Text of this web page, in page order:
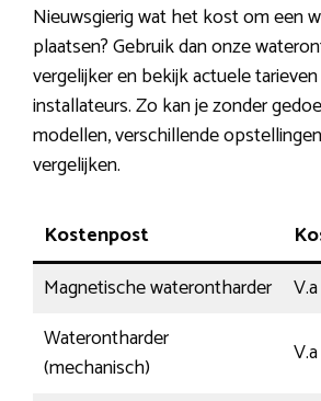
Nieuwsgierig wat het kost om een
plaatsen? Gebruik dan onze
vergelijker en bekijk actuele
installateurs. Zo kan je zonder
modellen, verschillende
vergelijken.
Kostenpost
Magnetische waterontharder
Waterontharder
(mechanisch)